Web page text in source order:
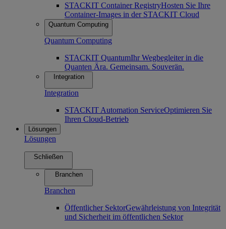
STACKIT Container RegistryHosten Sie Ihre
Container-Images in der STACKIT Cloud
Quantum Computing
Quantum Computing
STACKIT QuantumIhr Wegbegleiter in die
Quanten Ära. Gemeinsam. Souverän.
Integration
Integration
STACKIT Automation ServiceOptimieren Sie
Ihren Cloud-Betrieb
Lösungen
Lösungen
Schließen
Branchen
Branchen
Öffentlicher SektorGewährleistung von Integrität
und Sicherheit im öffentlichen Sektor